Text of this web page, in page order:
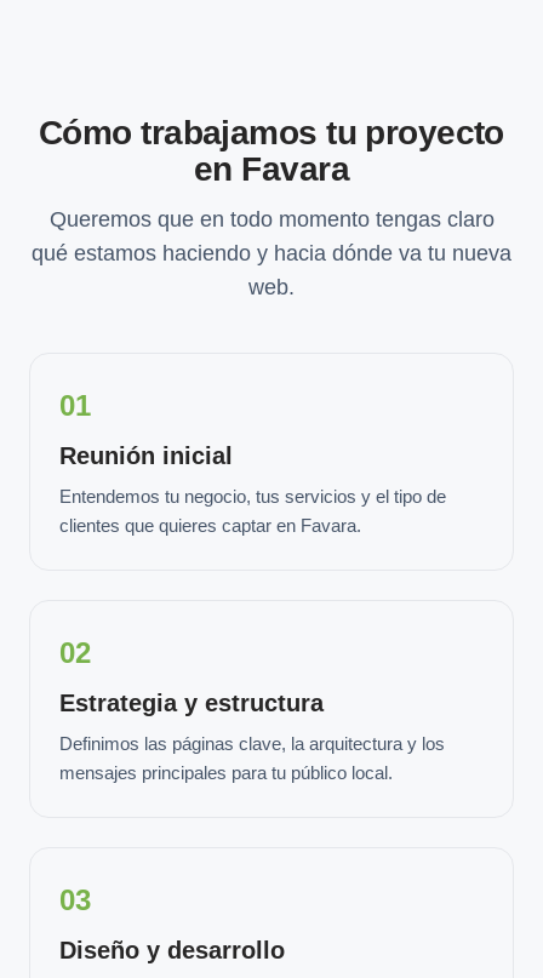
Cómo trabajamos tu proyecto
en Favara
Queremos que en todo momento tengas claro
qué estamos haciendo y hacia dónde va tu nueva
web.
01
Reunión inicial
Entendemos tu negocio, tus servicios y el tipo de
clientes que quieres captar en Favara.
02
Estrategia y estructura
Definimos las páginas clave, la arquitectura y los
mensajes principales para tu público local.
03
Diseño y desarrollo